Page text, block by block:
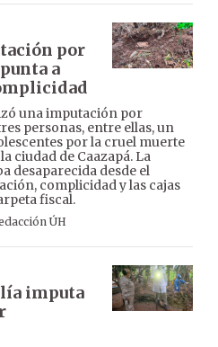
por
a
una imputación por
personas, entre ellas, un
por la cruel muerte
ciudad de Caazapá. La
desaparecida desde el
complicidad y las cajas
fiscal.
ÚH
imputa